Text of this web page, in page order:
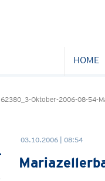
HOME
62380_3-Oktober-2006-08-54-
03.10.2006 | 08:54